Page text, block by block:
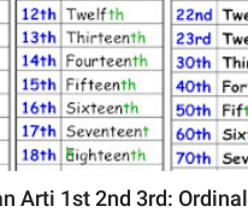
Arti 1st 2nd 3rd: Ordinal